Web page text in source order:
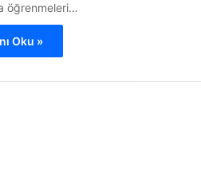
öğrenmeleri…
Oku »